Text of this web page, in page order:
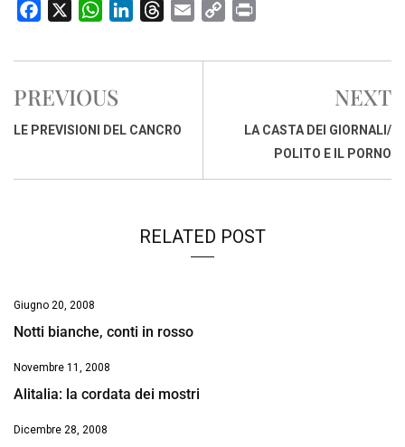
c
b
o
W
a
s
A
n
d
r
d
a
p
i
PREVIOUS
LE PREVISIONI DEL CANCRO
NEXT
LA CASTA DEI GIORNALI/
POLITO E IL PORNO
RELATED POST
Giugno 20, 2008
Notti bianche, conti in rosso
Novembre 11, 2008
Alitalia: la cordata dei mostri
Dicembre 28, 2008